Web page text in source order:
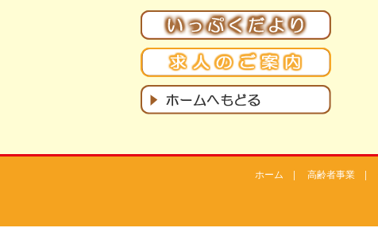
ホーム | 高齢者事業 |